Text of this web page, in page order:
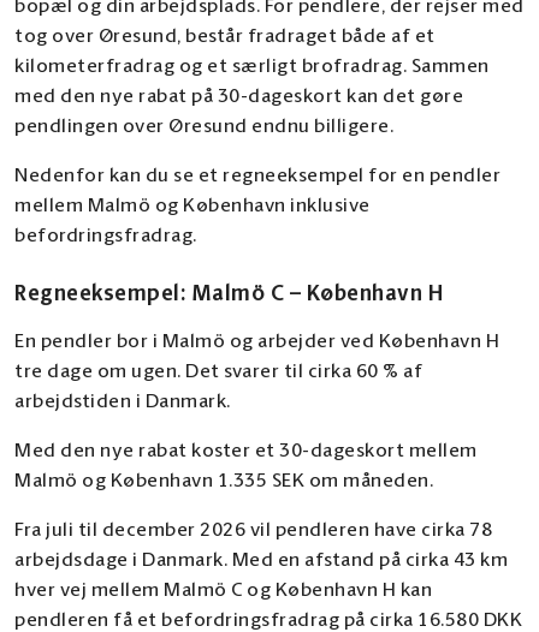
bopæl og din arbejdsplads. For pendlere, der rejser med
tog over Øresund, består fradraget både af et
kilometerfradrag og et særligt brofradrag. Sammen
med den nye rabat på 30-dageskort kan det gøre
pendlingen over Øresund endnu billigere.
Nedenfor kan du se et regneeksempel for en pendler
mellem Malmö og København inklusive
befordringsfradrag.
Regneeksempel: Malmö C – København H
En pendler bor i Malmö og arbejder ved København H
tre dage om ugen. Det svarer til cirka 60 % af
arbejdstiden i Danmark.
Med den nye rabat koster et 30-dageskort mellem
Malmö og København 1.335 SEK om måneden.
Fra juli til december 2026 vil pendleren have cirka 78
arbejdsdage i Danmark. Med en afstand på cirka 43 km
hver vej mellem Malmö C og København H kan
pendleren få et befordringsfradrag på cirka 16.580 DKK